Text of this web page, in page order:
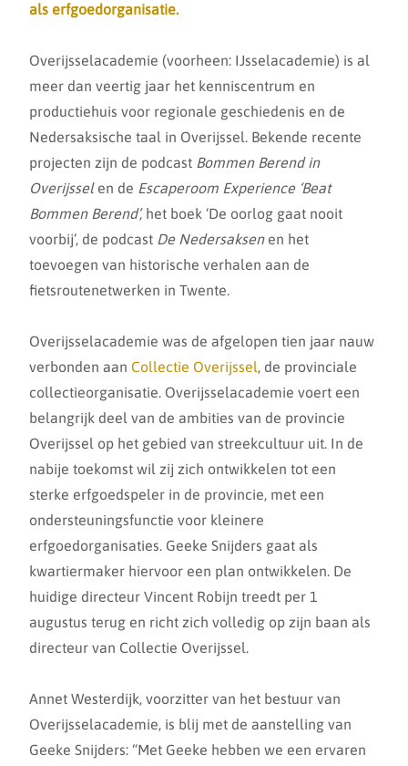
als erfgoedorganisatie.
Overijsselacademie (voorheen: IJsselacademie) is al
meer dan veertig jaar het kenniscentrum en
productiehuis voor regionale geschiedenis en de
Nedersaksische taal in Overijssel. Bekende recente
projecten zijn de podcast Bommen Berend in
Overijsselen de Escaperoom Experience ‘Beat
Bommen Berend’, het boek ‘De oorlog gaat nooit
voorbij’, de podcast De Nedersaksenen het
toevoegen van historische verhalen aan de
fietsroutenetwerken in Twente.
Overijsselacademie was de afgelopen tien jaar nauw
verbonden aan Collectie Overijssel, de provinciale
collectieorganisatie. Overijsselacademie voert een
belangrijk deel van de ambities van de provincie
Overijssel op het gebied van streekcultuur uit. In de
nabije toekomst wil zij zich ontwikkelen tot een
sterke erfgoedspeler in de provincie, met een
ondersteuningsfunctie voor kleinere
erfgoedorganisaties. Geeke Snijders gaat als
kwartiermaker hiervoor een plan ontwikkelen. De
huidige directeur Vincent Robijn treedt per 1
augustus terug en richt zich volledig op zijn baan als
directeur van Collectie Overijssel.
Annet Westerdijk, voorzitter van het bestuur van
Overijsselacademie, is blij met de aanstelling van
Geeke Snijders: “Met Geeke hebben we een ervaren